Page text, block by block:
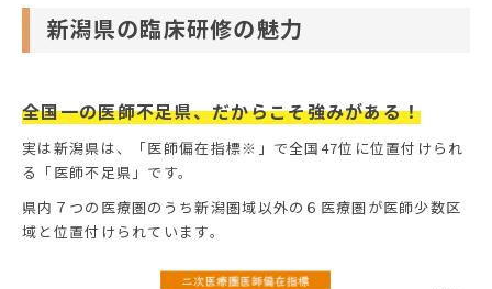
新潟県の臨床研修の魅力
全国一の医師不足県、だからこそ強みがある！
実は新潟県は、「医師偏在指標※」で全国47位に位置付けられ
る「医師不足県」です。
県内７つの医療圏のうち新潟圏域以外の６医療圏が医師少数区
域と位置付けられています。